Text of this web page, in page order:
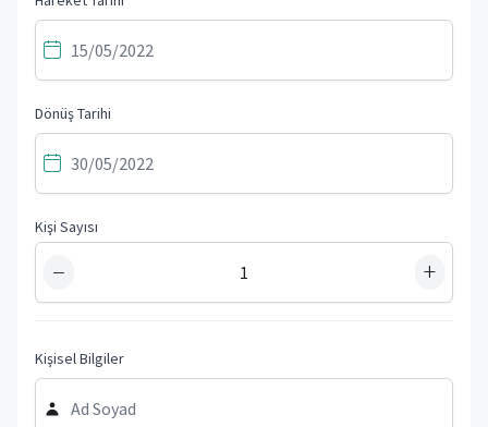
Dönüş Tarihi
Kişi Sayısı
− +
Kişisel Bilgiler